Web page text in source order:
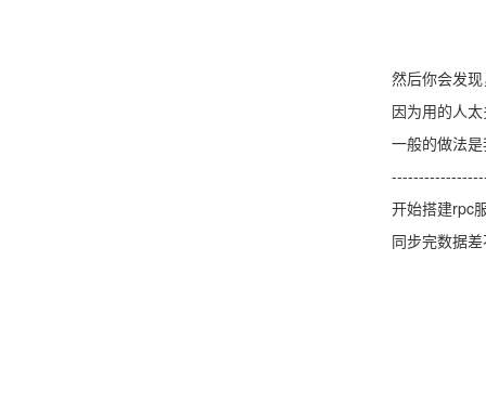
然后你会发现
因为用的人太
一般的做法是
开始搭建rpc
同步完数据差